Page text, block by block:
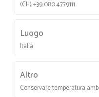
(CH) +39 080 4779111
Luogo
Italia
Altro
Conservare temperatura